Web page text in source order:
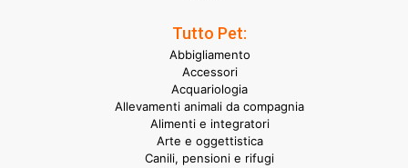
Tutto Pet:
Abbigliamento
Accessori
Acquariologia
Allevamenti animali da compagnia
Alimenti e integratori
Arte e oggettistica
Canili, pensioni e rifugi